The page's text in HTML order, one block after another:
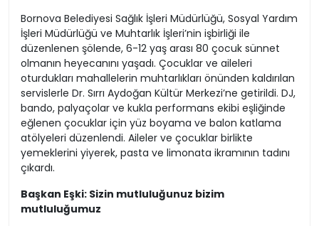
Bornova Belediyesi Sağlık İşleri Müdürlüğü, Sosyal Yardım
İşleri Müdürlüğü ve Muhtarlık İşleri’nin işbirliği ile
düzenlenen şölende, 6-12 yaş arası 80 çocuk sünnet
olmanın heyecanını yaşadı. Çocuklar ve aileleri
oturdukları mahallelerin muhtarlıkları önünden kaldırılan
servislerle Dr. Sırrı Aydoğan Kültür Merkezi’ne getirildi. DJ,
bando, palyaçolar ve kukla performans ekibi eşliğinde
eğlenen çocuklar için yüz boyama ve balon katlama
atölyeleri düzenlendi. Aileler ve çocuklar birlikte
yemeklerini yiyerek, pasta ve limonata ikramının tadını
çıkardı.
Başkan Eşki: Sizin mutluluğunuz bizim
mutluluğumuz